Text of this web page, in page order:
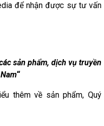
để nhận được sự tư vấn
sản phẩm, dịch vụ truyền
“
thêm về sản phẩm, Quý